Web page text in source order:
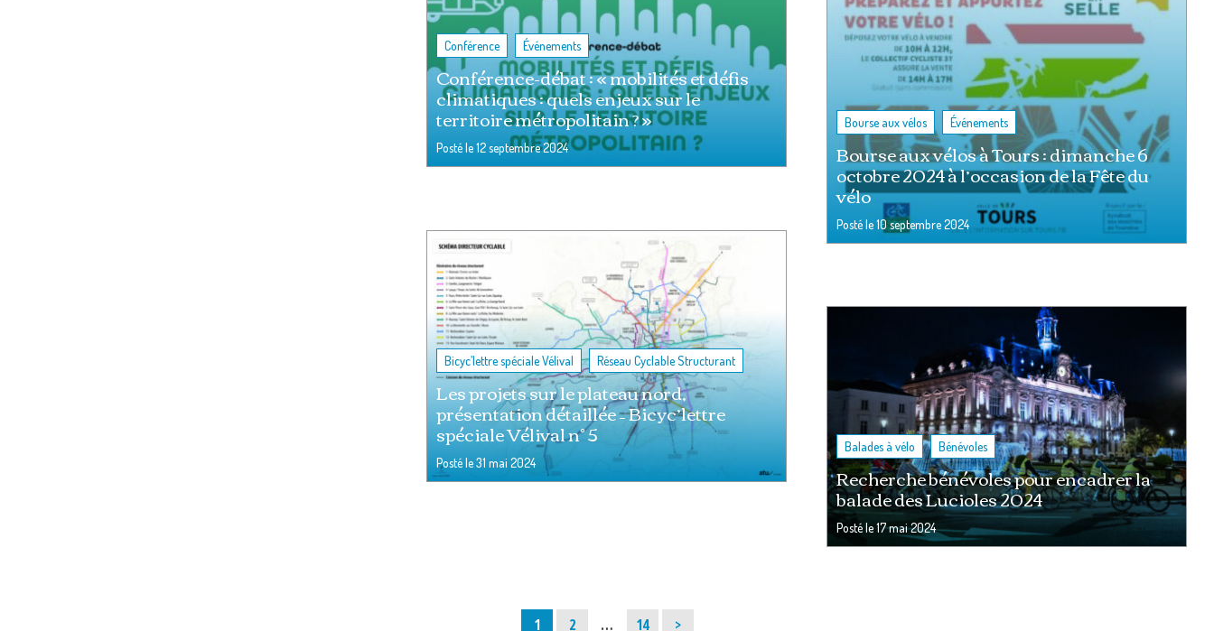
Conférence Événements
Conférence-débat : « mobilités et défis
climatiques : quels enjeux sur le
territoire métropolitain ? »
Posté le12 septembre 2024
Bourse aux vélos Événements
Bourse aux vélos à Tours : dimanche 6
octobre 2024 à l’occasion de la Fête du
vélo
Posté le10 septembre 2024
Bicyc’lettre spéciale Vélival , Réseau Cyclable Structurant
Les projets sur le plateau nord,
présentation détaillée – Bicyc’lettre
spéciale Vélival n° 5
Posté le31 mai 2024
Balades à vélo , Bénévoles
Recherche bénévoles pour encadrer la
balade des Lucioles 2024
Posté le17 mai 2024
Page
1 Page
2 … Page
14 >